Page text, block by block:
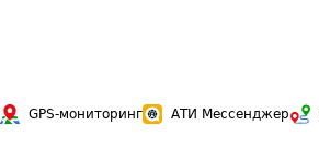
GPS-мониторинг АТИ Мессенджер